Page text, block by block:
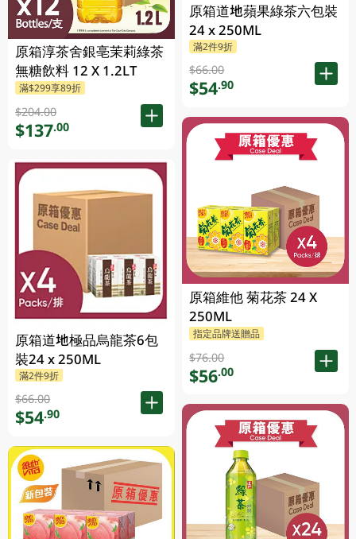
原箱淳茶舍銀亳茉莉綠茶
無糖飲料 12 X 1.2LT
滿$299享89折
$204.00
$137.00
原箱道地極品烏龍茶6包
裝24 x 250ML
滿2件9折
$66.00
$54.90
原箱道地蘋果綠茶六包裝
24 x 250ML
滿2件9折
$66.00
$54.90
原箱維他 菊花茶 24 X
250ML
指定品牌送贈品
$76.00
$56.00